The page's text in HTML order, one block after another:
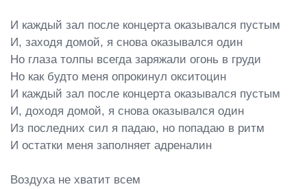
И каждый зал после концерта оказывался пустым
И, заходя домой, я снова оказывался один
Но глаза толпы всегда заряжали огонь в груди
Но как будто меня опрокинул окситоцин
И каждый зал после концерта оказывался пустым
И, доходя домой, я снова оказывался один
Из последних сил я падаю, но попадаю в ритм
И остатки меня заполняет адреналин
Воздуха не хватит всем